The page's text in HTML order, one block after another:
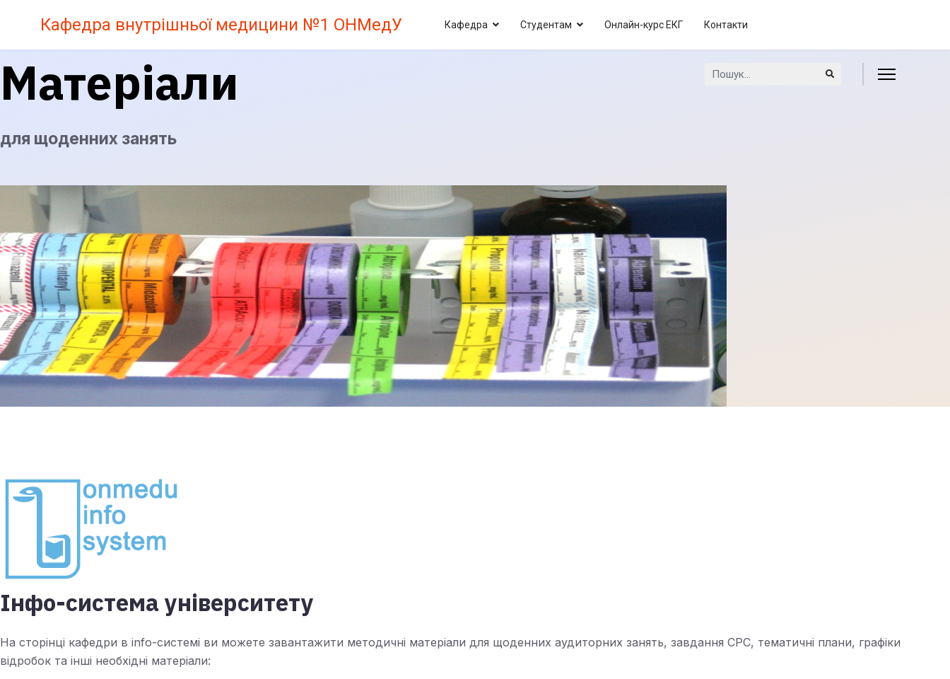
Кафедра внутрішньої медицини №1 ОНМедУ Кафедра Студентам Онлайн-курс ЕКГ Контакти
Пошук...
Матеріали
для щоденних занять
Інфо-система університету
На сторінці кафедри в info-системі ви можете завантажити методичні матеріали для щоденних аудиторних занять, завдання СРС, тематичні плани, графіки
відробок та інші необхідні матеріали: